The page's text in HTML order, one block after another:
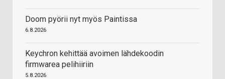
Doom pyörii nyt myös Paintissa
6.8.2026
Keychron kehittää avoimen lähdekoodin
firmwarea pelihiiriin
5.8.2026